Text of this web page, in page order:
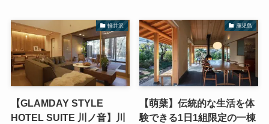
軽井沢
【GLAMDAY STYLE
HOTEL SUITE 川ノ音】川
鹿児島
【萌蘖】伝統的な生活を体
験できる1日1組限定の一棟